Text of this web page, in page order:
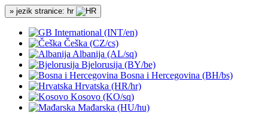
» jezik stranice: hr
International (INT/en)
Češka (CZ/cs)
Albanija (AL/sq)
Bjelorusija (BY/be)
Bosna i Hercegovina (BH/bs)
Hrvatska (HR/hr)
Kosovo (KO/sq)
Mađarska (HU/hu)